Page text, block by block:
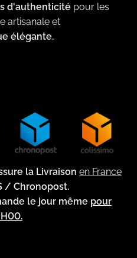
d'authenticité pour les
artisanale et
élégante.
la Livraison en France
/ Chronopost.
le jour même pour